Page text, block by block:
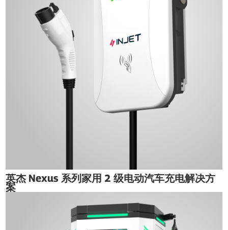
英杰 Nexus 系列家用 2 级电动汽车充电解决方
案